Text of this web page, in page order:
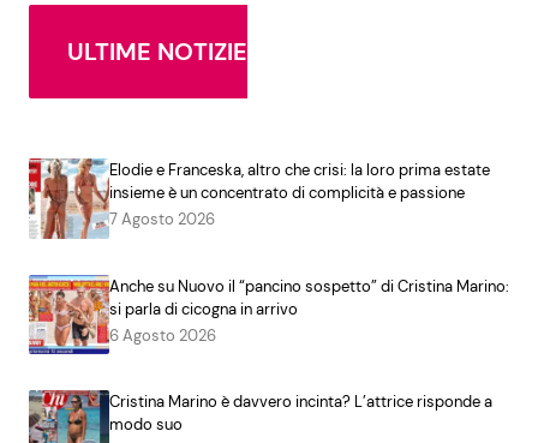
ULTIME NOTIZIE
Elodie e Franceska, altro che crisi: la loro prima estate
insieme è un concentrato di complicità e passione
7 Agosto 2026
Anche su Nuovo il “pancino sospetto” di Cristina Marino:
si parla di cicogna in arrivo
6 Agosto 2026
Cristina Marino è davvero incinta? L’attrice risponde a
modo suo